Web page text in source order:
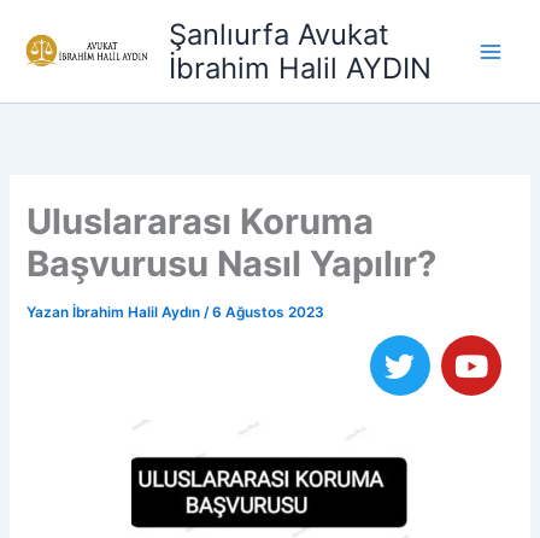
atla
Şanlıurfa Avukat
İbrahim Halil AYDIN
Uluslararası Koruma
Başvurusu Nasıl Yapılır?
Yazan İbrahim Halil Aydın/6 Ağustos 2023
T
w
t
r
Y
o